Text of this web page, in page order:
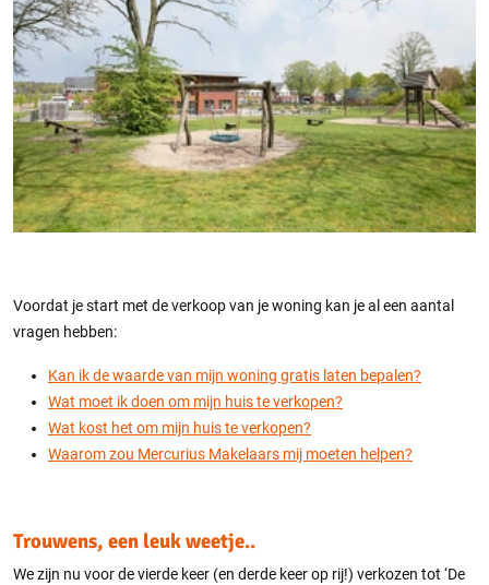
Voordat je start met de verkoop van je woning kan je al een aantal
vragen hebben:
Kan ik de waarde van mijn woning gratis laten bepalen?
Wat moet ik doen om mijn huis te verkopen?
Wat kost het om mijn huis te verkopen?
Waarom zou Mercurius Makelaars mij moeten helpen?
Trouwens, een leuk weetje..
We zijn nu voor de vierde keer (en derde keer op rij!) verkozen tot ‘De